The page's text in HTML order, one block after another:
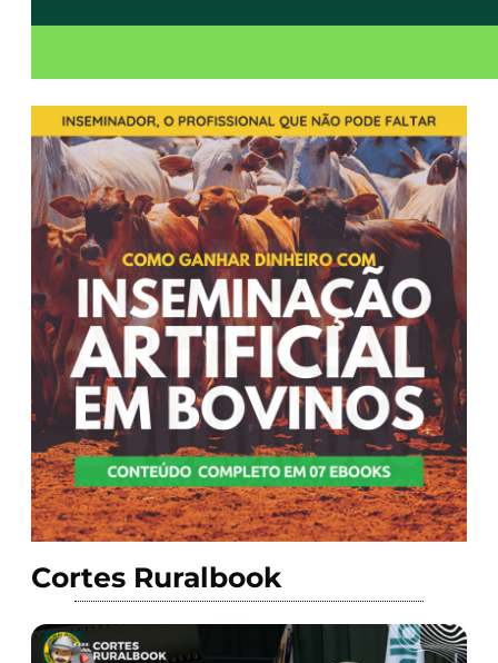
Cortes Ruralbook